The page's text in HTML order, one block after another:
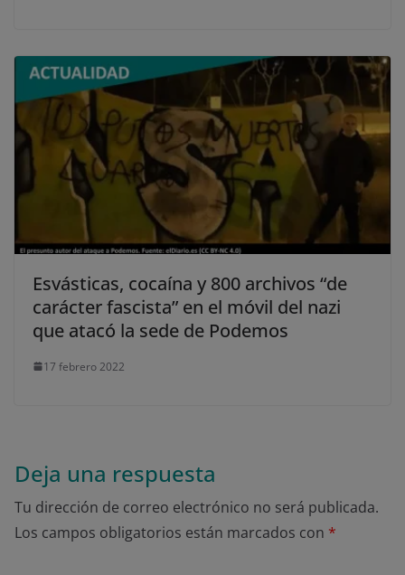
Esvásticas, cocaína y 800 archivos “de
carácter fascista” en el móvil del nazi
que atacó la sede de Podemos
17 febrero 2022
Deja una respuesta
Tu dirección de correo electrónico no será publicada.
Los campos obligatorios están marcados con *